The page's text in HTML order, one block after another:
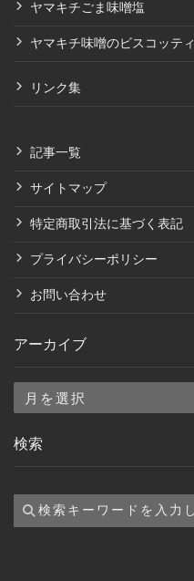
ヤマキチごま味噌塩
ヤマキチ味噌のビスコッティ
リンク集
記事一覧
サイトマップ
特定商取引法に基づく表記
プライバシーポリシー
お問い合わせ
アーカイブ
ア
カ
ブ
検索